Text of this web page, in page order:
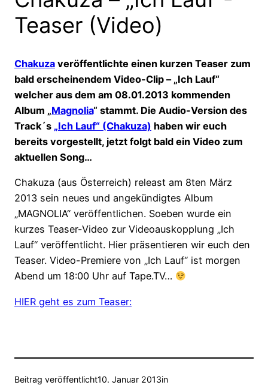
Teaser (Video)
Chakuza veröffentlichte einen kurzen Teaser zum
bald erscheinendem Video-Clip – „Ich Lauf“
welcher aus dem am 08.01.2013 kommenden
Album „Magnolia“ stammt. Die Audio-Version des
Track´s „Ich Lauf“ (Chakuza) haben wir euch
bereits vorgestellt, jetzt folgt bald ein Video zum
aktuellen Song…
Chakuza (aus Österreich) releast am 8ten März
2013 sein neues und angekündigtes Album
„MAGNOLIA“ veröffentlichen. Soeben wurde ein
kurzes Teaser-Video zur Videoauskopplung „Ich
Lauf“ veröffentlicht. Hier präsentieren wir euch den
Teaser. Video-Premiere von „Ich Lauf“ ist morgen
Abend um 18:00 Uhr auf Tape.TV…
HIER geht es zum Teaser:
Beitrag veröffentlicht10. Januar 2013in